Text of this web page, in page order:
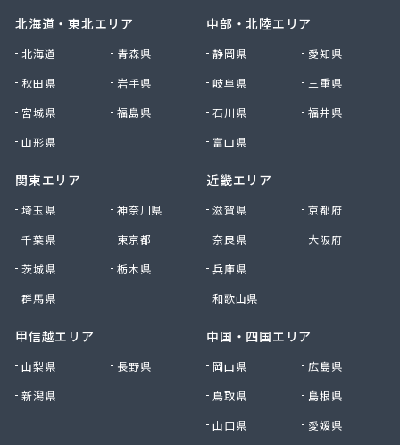
株式会社小林本店
株式会社小林本店稲沢店
株式会社松村プロパン部
株式会社新東
株式会社森上製油所
株式会社杉浦林産給油所
株式会社清川商店
株式会社青木サービス
株式会社石川鉄沖商店
株式会社石泰商会
株式会社鷹羽商店
株式会社中部燃料
株式会社土川油店 L.P.G充填所
北海道・東北エリア
北海道
青森県
秋田県
岩手県
宮城県
福島県
山形県
関東エリア
埼玉県
神奈川県
千葉県
東京都
茨城県
栃木県
群馬県
甲信越エリア
山梨県
長野県
新潟県
中部・北陸エリア
静岡県
愛知県
岐阜県
三重県
石川県
福井県
富山県
近畿エリア
滋賀県
京都府
奈良県
大阪府
兵庫県
和歌山県
中国・四国エリア
岡山県
広島県
鳥取県
島根県
山口県
愛媛県